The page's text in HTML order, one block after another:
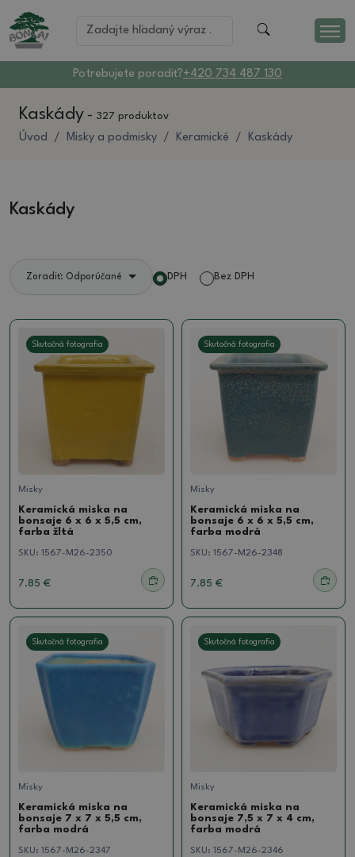
Potrebujete poradiť?+420 734 487 130
Kaskády - 327 produktov
Úvod Misky a podmisky Keramické Kaskády
Kaskády
Zoradiť: Odporúčané DPH Bez DPH
Skutočná fotografia
Misky
Keramická miska na
bonsaje 6 x 6 x 5,5 cm,
farba žltá
SKU: 1567-M26-2350
7.85 €
Skutočná fotografia
Misky
Keramická miska na
bonsaje 6 x 6 x 5,5 cm,
farba modrá
SKU: 1567-M26-2348
7.85 €
Skutočná fotografia
Misky
Keramická miska na
bonsaje 7 x 7 x 5,5 cm,
farba modrá
SKU: 1567-M26-2347
Skutočná fotografia
Misky
Keramická miska na
bonsaje 7,5 x 7 x 4 cm,
farba modrá
SKU: 1567-M26-2346